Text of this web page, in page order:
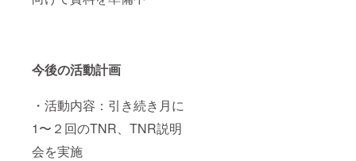
今後の活動計画
・活動内容：引き続き月に
1〜２回のTNR、TNR説明
会を実施